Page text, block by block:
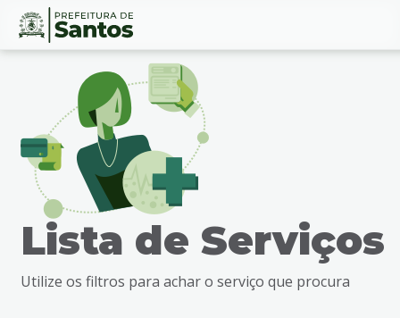
Ir
busca
Conteúdo
Lista de Serviços
Utilize os filtros para achar o serviço que procura